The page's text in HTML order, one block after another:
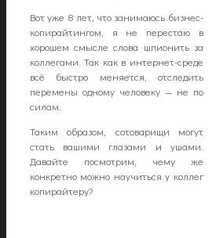
Вот уже 8 лет, что занимаюсь бизнес-
копирайтингом, я не перестаю в
хорошем смысле слова шпионить за
коллегами. Так как в интернет-среде
всё быстро меняется, отследить
перемены одному человеку — не по
силам.
Таким образом, сотоварищи могут
стать вашими глазами и ушами.
Давайте посмотрим, чему же
конкретно можно научиться у коллег
копирайтеру?